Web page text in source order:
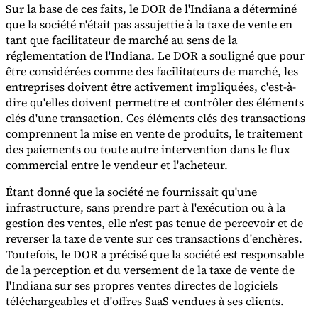
Experts
Nos auteursDevenir contributeurChoisir un expert
Sur la base de ces faits, le DOR de l'Indiana a déterminé
que la société n'était pas assujettie à la taxe de vente en
tant que facilitateur de marché au sens de la
réglementation de l'Indiana. Le DOR a souligné que pour
être considérées comme des facilitateurs de marché, les
entreprises doivent être activement impliquées, c'est-à-
dire qu'elles doivent permettre et contrôler des éléments
clés d'une transaction. Ces éléments clés des transactions
comprennent la mise en vente de produits, le traitement
des paiements ou toute autre intervention dans le flux
commercial entre le vendeur et l'acheteur.
Étant donné que la société ne fournissait qu'une
infrastructure, sans prendre part à l'exécution ou à la
gestion des ventes, elle n'est pas tenue de percevoir et de
reverser la taxe de vente sur ces transactions d'enchères.
Toutefois, le DOR a précisé que la société est responsable
de la perception et du versement de la taxe de vente de
l'Indiana sur ses propres ventes directes de logiciels
téléchargeables et d'offres SaaS vendues à ses clients.